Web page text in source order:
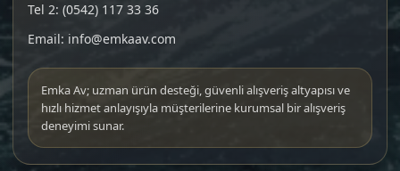
Tel 2: (0542) 117 33 36
Email: info@emkaav.com
Emka Av; uzman ürün desteği, güvenli alışveriş altyapısı ve
hızlı hizmet anlayışıyla müşterilerine kurumsal bir alışveriş
deneyimi sunar.